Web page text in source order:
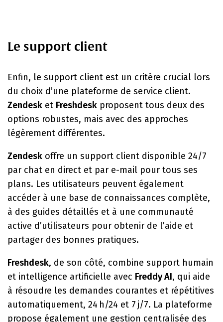
Le support client
Enfin, le support client est un critère crucial lors
du choix d’une plateforme de service client.
Zendesk et Freshdesk proposent tous deux des
options robustes, mais avec des approches
légèrement différentes.
Zendesk offre un support client disponible 24/7
par chat en direct et par e-mail pour tous ses
plans. Les utilisateurs peuvent également
accéder à une base de connaissances complète,
à des guides détaillés et à une communauté
active d’utilisateurs pour obtenir de l’aide et
partager des bonnes pratiques.
Freshdesk, de son côté, combine support humain
et intelligence artificielle avec Freddy AI, qui aide
à résoudre les demandes courantes et répétitives
automatiquement, 24 h/24 et 7 j/7. La plateforme
propose également une gestion centralisée des